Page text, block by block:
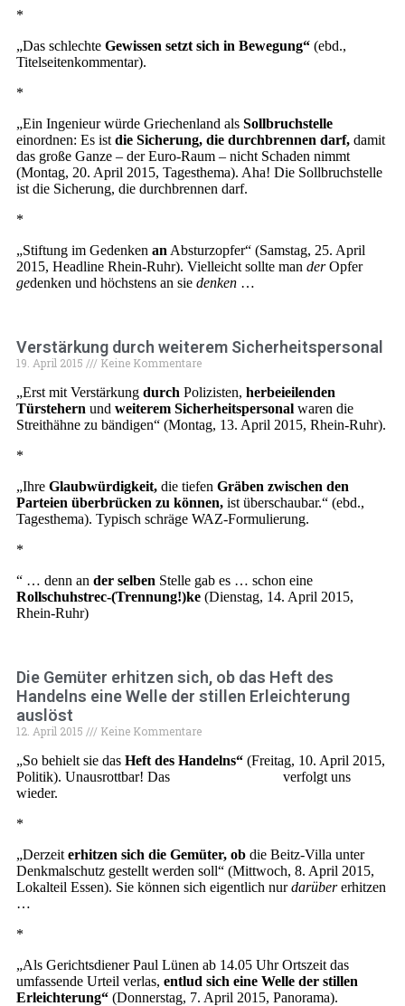
*
„Das schlechte Gewissen setzt sich in Bewegung“ (ebd.,
Titelseitenkommentar).
*
„Ein Ingenieur würde Griechenland als Sollbruchstelle
einordnen: Es ist die Sicherung, die durchbrennen darf, damit
das große Ganze – der Euro-Raum – nicht Schaden nimmt
(Montag, 20. April 2015, Tagesthema). Aha! Die Sollbruchstelle
ist die Sicherung, die durchbrennen darf.
*
„Stiftung im Gedenken an Absturzopfer“ (Samstag, 25. April
2015, Headline Rhein-Ruhr). Vielleicht sollte man derOpfer
gedenken und höchstens an sie denken …
Verstärkung durch weiterem Sicherheitspersonal
19. April 2015 Keine Kommentare
„Erst mit Verstärkung durch Polizisten, herbeieilenden
Türstehern und weiterem Sicherheitspersonal waren die
Streithähne zu bändigen“ (Montag, 13. April 2015, Rhein-Ruhr).
*
„Ihre Glaubwürdigkeit, die tiefen Gräben zwischen den
Parteien überbrücken zu können, ist überschaubar.“ (ebd.,
Tagesthema). Typisch schräge WAZ-Formulierung.
*
“ … denn an der selben Stelle gab es … schon eine
Rollschuhstrec-(Trennung!)ke (Dienstag, 14. April 2015,
Rhein-Ruhr)
Die Gemüter erhitzen sich, ob das Heft des
Handelns eine Welle der stillen Erleichterung
auslöst
12. April 2015 Keine Kommentare
„So behielt sie das Heft des Handelns“ (Freitag, 10. April 2015,
Politik). Unausrottbar! Das
verfolgt uns
wieder.
*
„Derzeit erhitzen sich die Gemüter, ob die Beitz-Villa unter
Denkmalschutz gestellt werden soll“ (Mittwoch, 8. April 2015,
Lokalteil Essen). Sie können sich eigentlich nurdarübererhitzen
…
*
„Als Gerichtsdiener Paul Lünen ab 14.05 Uhr Ortszeit das
umfassende Urteil verlas, entlud sich eine Welle der stillen
Erleichterung“ (Donnerstag, 7. April 2015, Panorama).